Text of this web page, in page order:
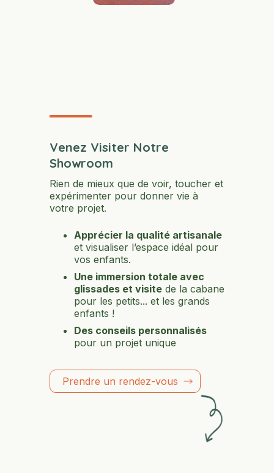
Venez Visiter Notre
Showroom
Rien de mieux que de voir, toucher et
expérimenter pour donner vie à
votre projet.
Apprécier la qualité artisanale
et visualiser l’espace idéal pour
vos enfants.
Une immersion totale avec
glissades et visitede la cabane
pour les petits... et les grands
enfants !
Des conseils personnalisés
pour un projet unique
Prendre un rendez-vous